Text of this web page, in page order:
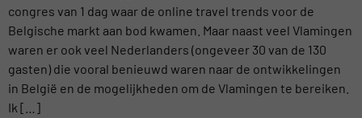
congres van 1 dag waar de online travel trends voor de
Belgische markt aan bod kwamen. Maar naast veel Vlamingen
waren er ook veel Nederlanders (ongeveer 30 van de 130
gasten) die vooral benieuwd waren naar de ontwikkelingen
in België en de mogelijkheden om de Vlamingen te bereiken.
Ik […]